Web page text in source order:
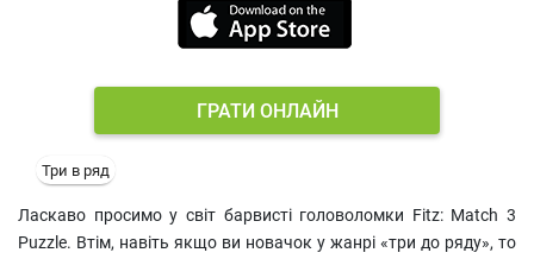
ГРАТИ ОНЛАЙН
Три в ряд
Ласкаво просимо у світ барвисті головоломки Fitz: Match 3
Puzzle. Втім, навіть якщо ви новачок у жанрі «три до ряду», то